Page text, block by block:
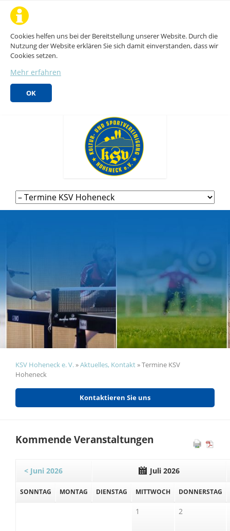
Cookies helfen uns bei der Bereitstellung unserer Website. Durch die
Nutzung der Website erklären Sie sich damit einverstanden, dass wir
Cookies setzen.
Mehr erfahren
OK
Navigation
überspringen
KSV Hoheneck e. V.»Aktuelles, Kontakt»Termine KSV
Hoheneck
Kontaktieren Sie uns
Kommende Veranstaltungen
< Juni 2026 Juli 2026
SONNTAG MONTAG DIENSTAG MITTWOCH DONNERSTAG
1 2